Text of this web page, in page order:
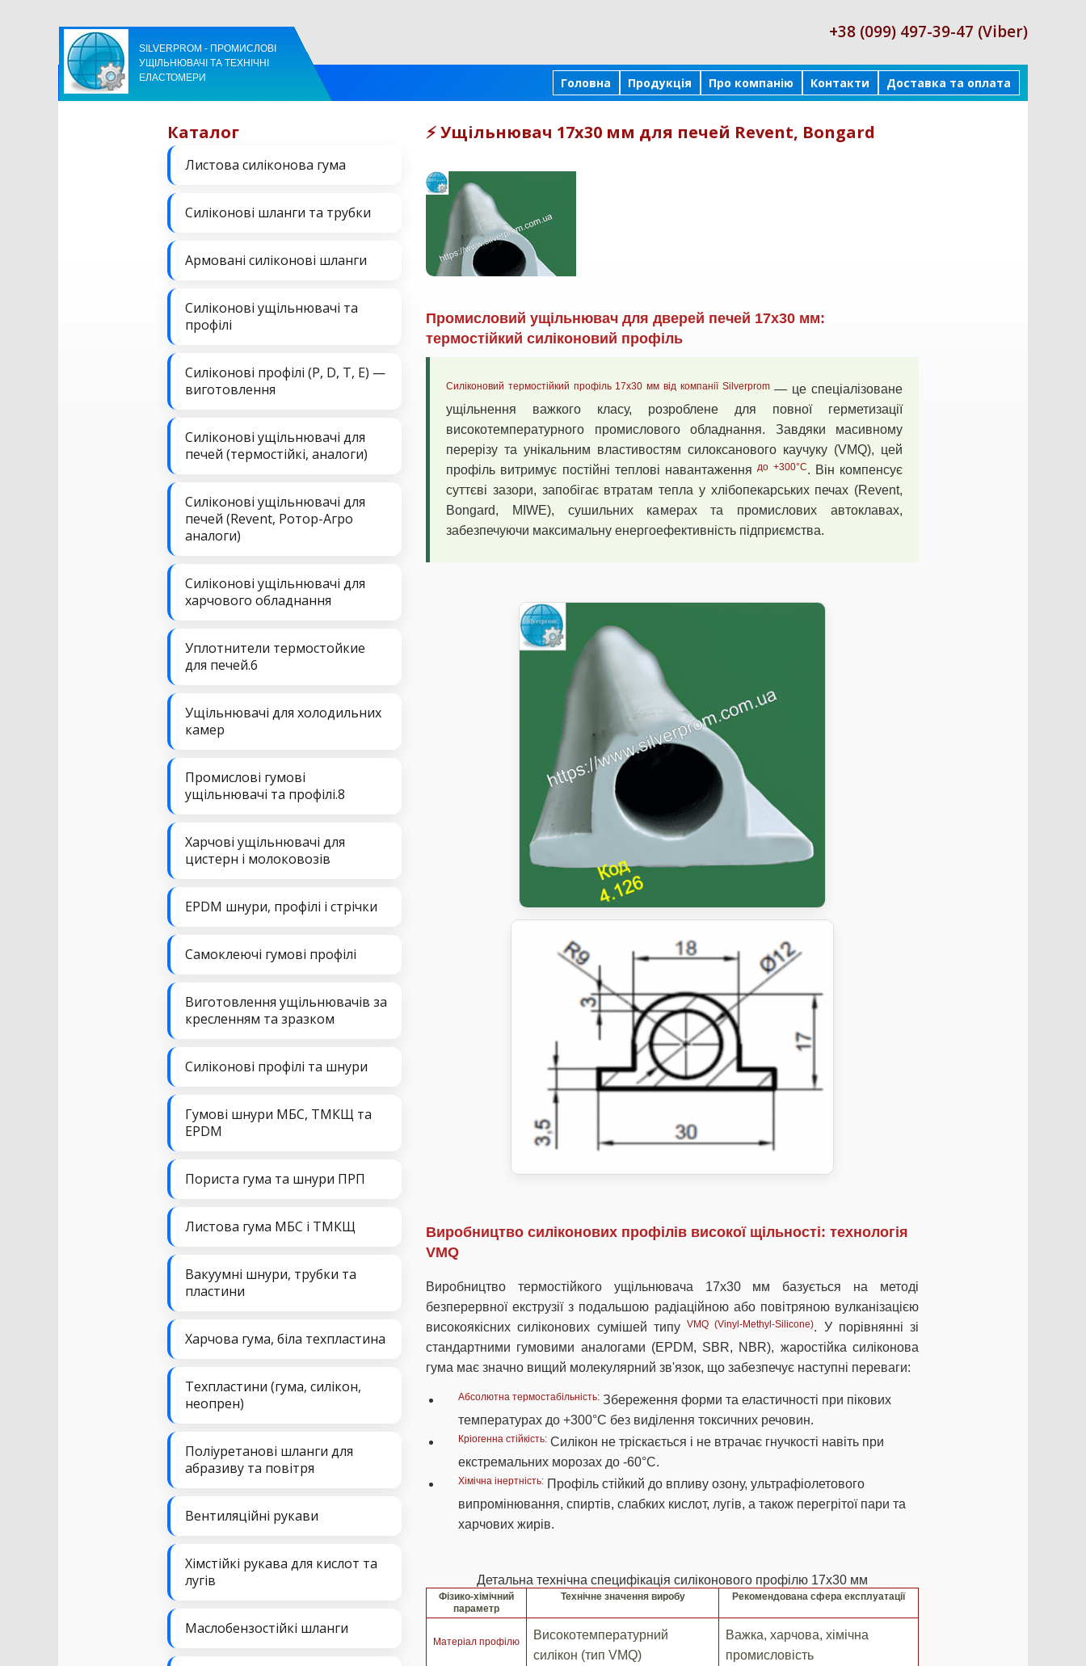
+38 (099) 497-39-47 (Viber)
SILVERPROM - ПРОМИСЛОВІ
УЩІЛЬНЮВАЧІ ТА ТЕХНІЧНІ
ЕЛАСТОМЕРИ
Головна Продукція Про компанію Контакти Доставка та оплата
Каталог
Листова силіконова гума
Силіконові шланги та трубки
Армовані силіконові шланги
Силіконові ущільнювачі та
профілі
Силіконові профілі (P, D, T, E) —
виготовлення
Силіконові ущільнювачі для
печей (термостійкі, аналоги)
Силіконові ущільнювачі для
печей (Revent, Ротор-Агро
аналоги)
Силіконові ущільнювачі для
харчового обладнання
Уплотнители термостойкие
для печей.6
Ущільнювачі для холодильних
камер
Промислові гумові
ущільнювачі та профілі.8
Харчові ущільнювачі для
цистерн і молоковозів
EPDM шнури, профілі і стрічки
Самоклеючі гумові профілі
Виготовлення ущільнювачів за
кресленням та зразком
Силіконові профілі та шнури
Гумові шнури МБС, ТМКЩ та
EPDM
Пориста гума та шнури ПРП
Листова гума МБС і ТМКЩ
Вакуумні шнури, трубки та
пластини
Харчова гума, біла техпластина
Техпластини (гума, силікон,
неопрен)
Поліуретанові шланги для
абразиву та повітря
Вентиляційні рукави
Хімстійкі рукава для кислот та
лугів
Маслобензостійкі шланги
⚡️ Ущільнювач 17х30 мм для печей Revent, Bongard
Промисловий ущільнювач для дверей печей 17х30 мм:
термостійкий силіконовий профіль
Силіконовий термостійкий профіль 17х30 мм від компанії Silverprom— це спеціалізоване
ущільнення важкого класу, розроблене для повної герметизації
високотемпературного промислового обладнання. Завдяки масивному
перерізу та унікальним властивостям силоксанового каучуку (VMQ), цей
профіль витримує постійні теплові навантаженнядо +300°C. Він компенсує
суттєві зазори, запобігає втратам тепла у хлібопекарських печах (Revent,
Bongard, MIWE), сушильних камерах та промислових автоклавах,
забезпечуючи максимальну енергоефективність підприємства.
Виробництво силіконових профілів високої щільності: технологія
VMQ
Виробництво термостійкого ущільнювача 17х30 мм базується на методі
безперервної екструзії з подальшою радіаційною або повітряною вулканізацією
високоякісних силіконових сумішей типу VMQ (Vinyl-Methyl-Silicone). У порівнянні зі
стандартними гумовими аналогами (EPDM, SBR, NBR), жаростійка силіконова
гума має значно вищий молекулярний зв'язок, що забезпечує наступні переваги:
Абсолютна термостабільність: Збереження форми та еластичності при пікових
температурах до +300°C без виділення токсичних речовин.
Кріогенна стійкість: Силікон не тріскається і не втрачає гнучкості навіть при
екстремальних морозах до -60°C.
Хімічна інертність: Профіль стійкий до впливу озону, ультрафіолетового
випромінювання, спиртів, слабких кислот, лугів, а також перегрітої пари та
харчових жирів.
Детальна технічна специфікація силіконового профілю 17х30 мм
Фізико-хімічний
параметр
Технічне значення виробу Рекомендована сфера експлуатації
Матеріал профілю
Високотемпературний
силікон (тип VMQ)
Важка, харчова, хімічна
промисловість